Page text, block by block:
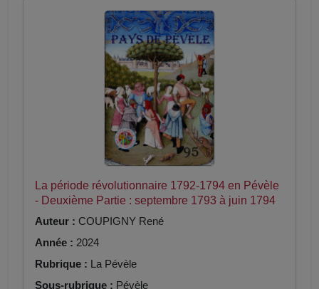
La période révolutionnaire 1792-1794 en Pévèle
- Deuxième Partie : septembre 1793 à juin 1794
Auteur : COUPIGNY René
Année : 2024
Rubrique : La Pévèle
Sous-rubrique : Pévèle